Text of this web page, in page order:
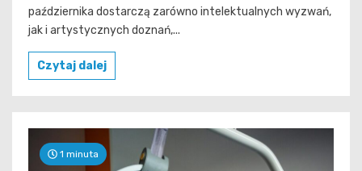
października dostarczą zarówno intelektualnych wyzwań,
jak i artystycznych doznań,...
Czytaj dalej
1 minuta